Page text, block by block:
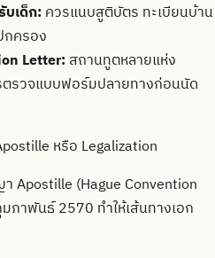
เด็ก: ควรแนบสูติบัตร ทะเบียนบ้าน
กครอง
Letter: สถานทูตหลายแห่ง
รวจแบบฟอร์มปลายทางก่อนนัด
หรือ Legalization
Apostille (Hague Convention
าพันธ์ 2570 ทำให้เส้นทางเอก